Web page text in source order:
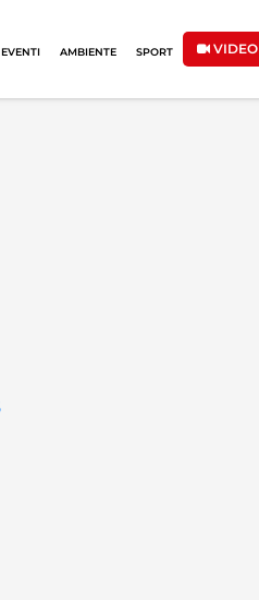
EVENTI AMBIENTE SPORT VIDEO